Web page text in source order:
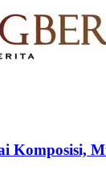
Komposisi,